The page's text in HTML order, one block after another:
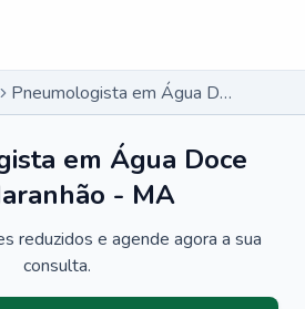
Pneumologista em Água Doce do Maranhão - MA
em Água Doce
- MA
reduzidos e agende agora a sua
consulta.